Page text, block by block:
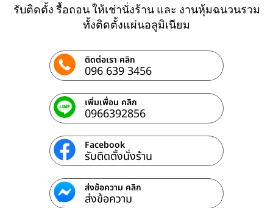
รับติดตั้ง รื้อถอน ให้เช่านั่งร้าน และ งานหุ้มฉนวนรวม
ทั้งติดตั้งแผ่นอลูมิเนียม
ติดต่อเรา คลิก
096 639 3456
เพิ่มเพื่อน คลิก
0966392856
Facebook
รับติดตั้งนั่งร้าน
ส่งข้อความ คลิก
ส่งข้อความ